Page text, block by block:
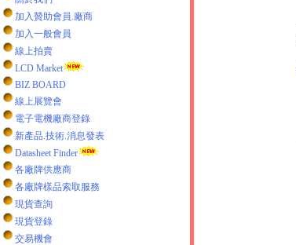
加入贊助會員.廠商
加入一般會員
線上拍賣
LCD Market
BIZ BOARD
線上展覽會
電子電機廠商登錄
新產品.技術.消息發表
Datasheet Finder
各廠牌供應商
各廠牌樣品索取服務
現貨查詢
現貨登錄
交易機會